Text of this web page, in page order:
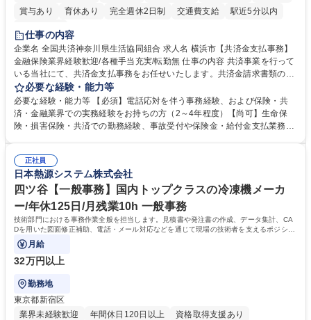
賞与あり
育休あり 完全週休2日制 交通費支給
駅近5分以内
土日祝休み
仕事の内容
企業名 全国共済神奈川県生活協同組合 求人名 横浜市【共済金支払事務】
金融保険業界経験歓迎/各種手当充実/転勤無 仕事の内容 共済事業を行って
いる当社にて、共済金支払事務をお任せいたします。共済金請求書類の受
付・内容確認・審査・データ入力のほか、加入者様や医療機関等からの問
い合わせ電話対応や書類発送等を担当します。 ■共済金請求書類の受付、
内容確認、および共済金支払に関する審査・事務処理業務全般を担当 ■専
用システムへのデータ入力、各種必要書類の作成・発送作業 ■加入者様や
指定する業務 募集職種 横浜市【共済金支払事務】金融保険業界経験歓迎/
各種手当充実/転勤無
必要な経験・能力等
必要な経験・能力等 【必須】電話応対を伴う事務経験、および保険・共
済・金融業界での実務経験をお持ちの方（2～4年程度）【尚可】生命保
険・損害保険・共済での勤務経験、事故受付や保険金・給付金支払業務経
務へのキャリアチェンジ希望者も大歓迎です！ 学歴・資格 学歴：大学院
大学 高専 短大 専修学校 高校 語学力： 資格：
正社員
日本熱源システム株式会社
四ツ谷【一般事務】国内トップクラスの冷凍機メーカ
ー/年休125日/月残業10h 一般事務
技術部門における事務作業全般を担当します。見積書や発注書の作成、データ集計、CA
Dを用いた図面修正補助、電話・メール対応などを通じて現場の技術者を支えるポジショ
ンです。
月給
32万円以上
勤務地
東京都新宿区
業界未経験歓迎
年間休日120日以上
資格取得支援あり